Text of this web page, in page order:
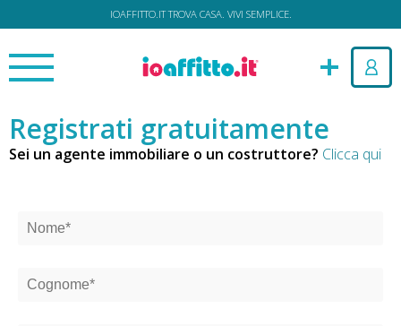
IOAFFITTO.IT TROVA CASA. VIVI SEMPLICE.
Registrati gratuitamente
Sei un agente immobiliare o un costruttore? Clicca qui